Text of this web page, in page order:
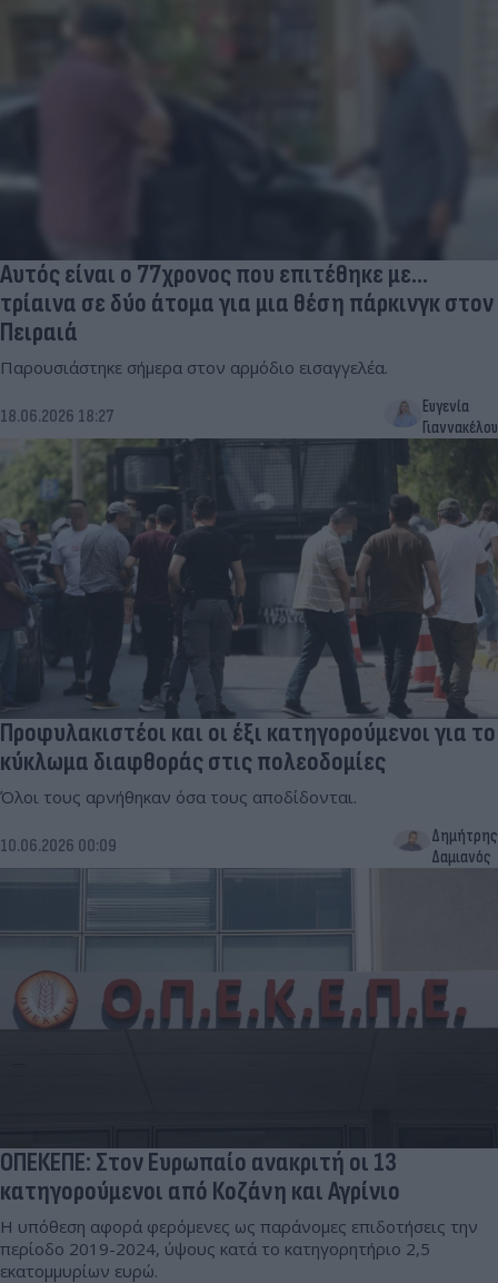
Αυτός είναι ο 77χρονος που επιτέθηκε με…
τρίαινα σε δύο άτομα για μια θέση πάρκινγκ στον
Πειραιά
Παρουσιάστηκε σήμερα στον αρμόδιο εισαγγελέα.
18.06.2026 18:27
Ευγενία
Γιαννακέλου
Προφυλακιστέοι και οι έξι κατηγορούμενοι για το
κύκλωμα διαφθοράς στις πολεοδομίες
Όλοι τους αρνήθηκαν όσα τους αποδίδονται.
10.06.2026 00:09
Δημήτρης
Δαμιανός
ΟΠΕΚΕΠΕ: Στον Ευρωπαίο ανακριτή οι 13
κατηγορούμενοι από Κοζάνη και Αγρίνιο
Η υπόθεση αφορά φερόμενες ως παράνομες επιδοτήσεις την
περίοδο 2019-2024, ύψους κατά το κατηγορητήριο 2,5
εκατομμυρίων ευρώ.